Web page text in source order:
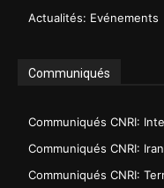
Actualités: Evénements
Communiqués
Communiqués CNRI:
Communiqués CNRI:
Communiqués CNRI: